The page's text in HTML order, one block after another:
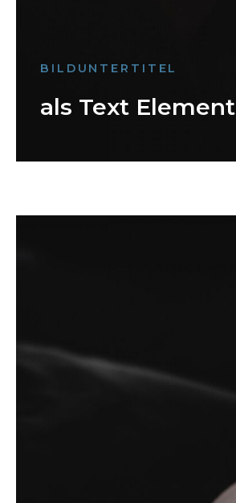
BILDUNTERTITEL
als Text Element